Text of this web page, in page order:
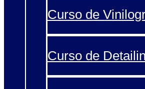
Curso de
Curso de